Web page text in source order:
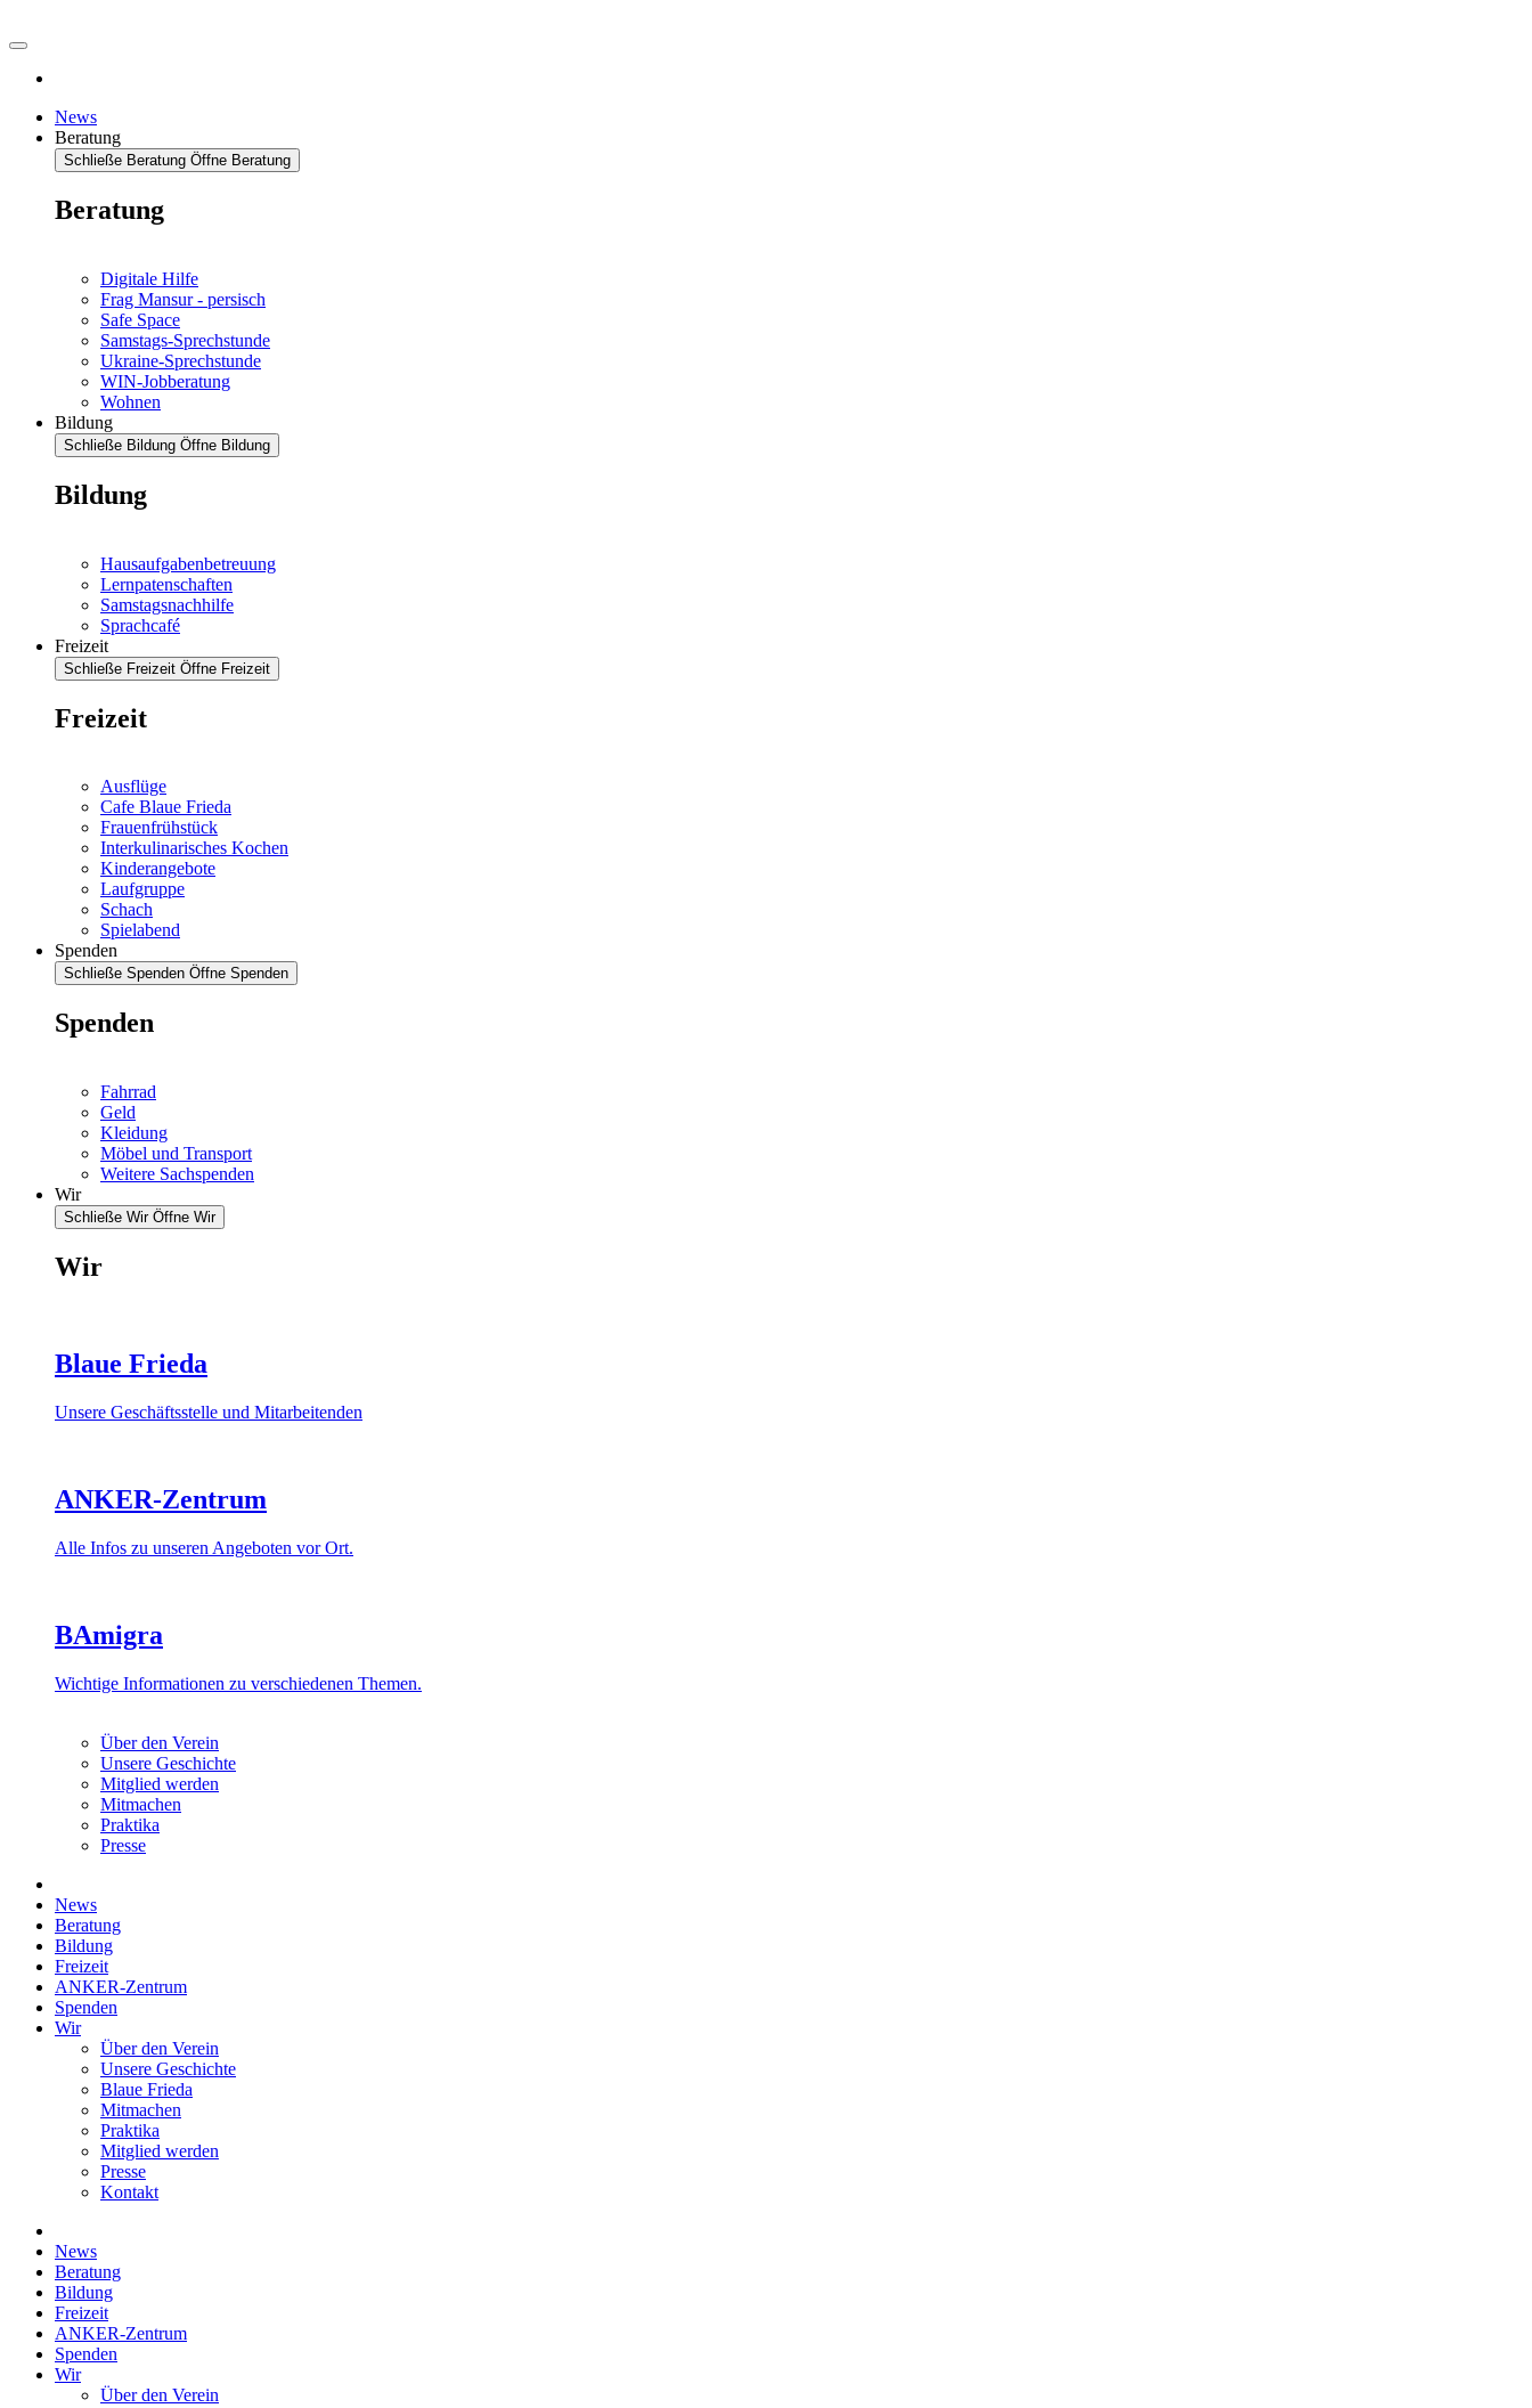
News
Beratung
Schließe Beratung Öffne Beratung
Beratung
Digitale Hilfe
Frag Mansur - persisch
Safe Space
Samstags-Sprechstunde
Ukraine-Sprechstunde
WIN-Jobberatung
Wohnen
Bildung
Schließe Bildung Öffne Bildung
Bildung
Hausaufgabenbetreuung
Lernpatenschaften
Samstagsnachhilfe
Sprachcafé
Freizeit
Schließe Freizeit Öffne Freizeit
Freizeit
Ausflüge
Cafe Blaue Frieda
Frauenfrühstück
Interkulinarisches Kochen
Kinderangebote
Laufgruppe
Schach
Spielabend
Spenden
Schließe Spenden Öffne Spenden
Spenden
Fahrrad
Geld
Kleidung
Möbel und Transport
Weitere Sachspenden
Wir
Schließe Wir Öffne Wir
Wir
Blaue Frieda
Unsere Geschäftsstelle und Mitarbeitenden
ANKER-Zentrum
Alle Infos zu unseren Angeboten vor Ort.
BAmigra
Wichtige Informationen zu verschiedenen Themen.
Über den Verein
Unsere Geschichte
Mitglied werden
Mitmachen
Praktika
Presse
News
Beratung
Bildung
Freizeit
ANKER-Zentrum
Spenden
Wir
Über den Verein
Unsere Geschichte
Blaue Frieda
Mitmachen
Praktika
Mitglied werden
Presse
Kontakt
News
Beratung
Bildung
Freizeit
ANKER-Zentrum
Spenden
Wir
Über den Verein